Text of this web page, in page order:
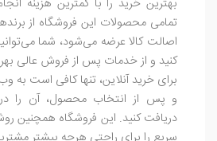
تمامی محصولات این فروشگاه از
اصالت کالا عرضه می‌شود، شما
کنید و از خدمات پس از فروش عالی
برای خرید آنلاین، تنها کافی است به
و پس از انتخاب محصول، آن را
دریافت کنید. این فروشگاه همچنین